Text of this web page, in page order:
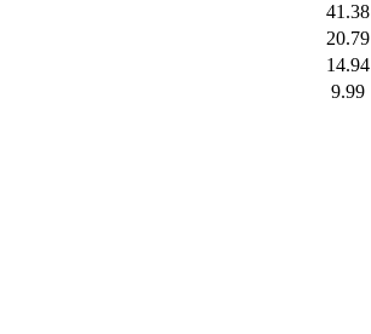
41.38
20.79
14.94
9.99